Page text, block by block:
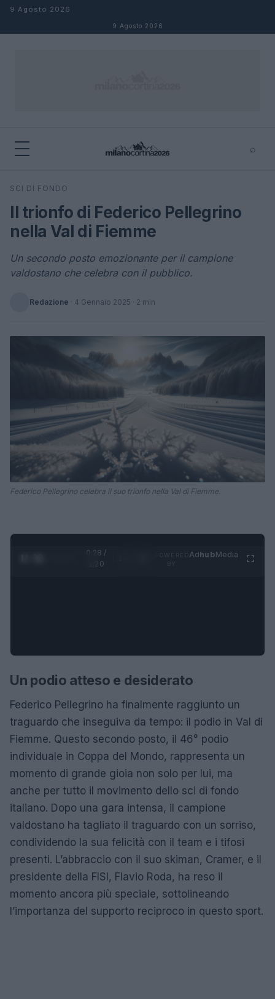
Salta al contenuto
9 Agosto 2026
9 Agosto 2026
⌕
Cerca
SCI DI FONDO
Il trionfo di Federico Pellegrino
nella Val di Fiemme
Un secondo posto emozionante per il campione
valdostano che celebra con il pubblico.
Redazione · 4 Gennaio 2025 · 2 min
Federico Pellegrino celebra il suo trionfo nella Val di Fiemme.
0:28 /
1:20
AdhubMedia
Un podio atteso e desiderato
Federico Pellegrino ha finalmente raggiunto un
traguardo che inseguiva da tempo: il podio in Val di
Fiemme. Questo secondo posto, il 46° podio
individuale in Coppa del Mondo, rappresenta un
momento di grande gioia non solo per lui, ma
anche per tutto il movimento dello sci di fondo
italiano. Dopo una gara intensa, il campione
valdostano ha tagliato il traguardo con un sorriso,
condividendo la sua felicità con il team e i tifosi
presenti. L’abbraccio con il suo skiman, Cramer, e il
presidente della FISI, Flavio Roda, ha reso il
momento ancora più speciale, sottolineando
l’importanza del supporto reciproco in questo sport.